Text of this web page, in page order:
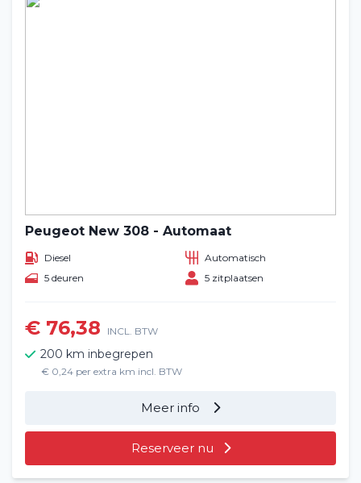
Peugeot New 308 - Automaat
Diesel
Automatisch
5 deuren
5 zitplaatsen
€ 76,38 INCL. BTW
200 km inbegrepen
€ 0,24 per extra km incl. BTW
Meer info
Reserveer nu